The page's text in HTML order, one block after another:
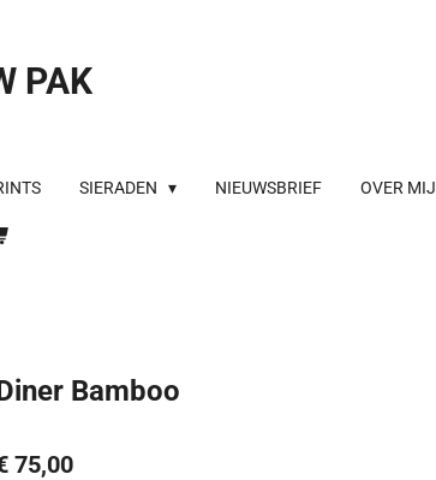
PAK
SIERADEN NIEUWSBRIEF OVER MIJ
Bamboo
75,00